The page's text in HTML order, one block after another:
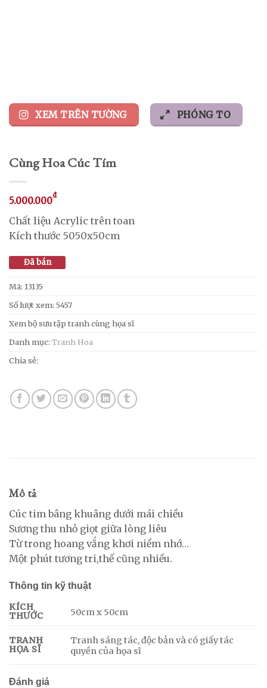
XEM TRÊN TƯỜNG PHÓNG TO
Cùng Hoa Cúc Tím
5.000.000₫
Chất liệu Acrylic trên toan
Kích thước 5050x50cm
Đã bán
Mã: 13135
Số lượt xem: 5457
Xem bộ sưu tập tranh cùng họa sĩ
Danh mục: Tranh Hoa
Chia sẻ:
Mô tả
Cúc tim bâng khuâng dưới mái chiều
Sương thu nhỏ giọt giữa lòng liêu
Từ trong hoang vắng khơi niềm nhớ…
Một phút tương tri,thế cũng nhiều.
Thông tin kỹ thuật
KÍCH
THƯỚC
50cm x 50cm
TRANH
HỌA SĨ
Tranh sáng tác, độc bản và có giấy tác
quyền của họa sĩ
Đánh giá